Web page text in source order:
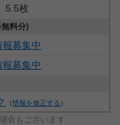
5.5枚
料分)
報募集中
報募集中
（情報を修正する ）
合もございます